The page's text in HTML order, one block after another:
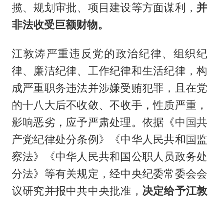
揽、规划审批、项目建设等方面谋利， 并
非法收受巨额财物。
江敦涛严重违反党的政治纪律、组织纪
律、廉洁纪律、工作纪律和生活纪律，构
成严重职务违法并涉嫌受贿犯罪，且在党
的十八大后不收敛、不收手，性质严重，
影响恶劣，应予严肃处理。依据《中国共
产党纪律处分条例》《中华人民共和国监
察法》《中华人民共和国公职人员政务处
分法》等有关规定，经中央纪委常委会会
议研究并报中共中央批准， 决定给予江敦